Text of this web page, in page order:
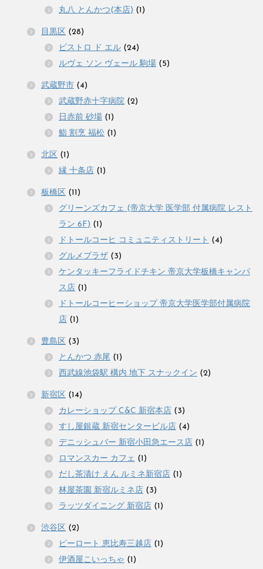
丸八 とんかつ(本店) (1)
目黒区 (28)
ビストロ ド エル (24)
ルヴェ ソン ヴェール 駒場 (5)
武蔵野市 (4)
武蔵野赤十字病院 (2)
日赤前 砂場 (1)
鮨 割烹 福松 (1)
北区 (1)
縁 十条店 (1)
板橋区 (11)
グリーンズカフェ (帝京大学 医学部 付属病院 レスト
ラン 6F) (1)
ドトールコーヒ コミュニティストリート (4)
グルメプラザ (3)
ケンタッキーフライドチキン 帝京大学板橋キャンパ
ス店 (1)
ドトールコーヒーショップ 帝京大学医学部付属病院
店 (1)
豊島区 (3)
とんかつ 赤尾 (1)
西武線池袋駅 構内 地下 スナックイン (2)
新宿区 (14)
カレーショップ C&C 新宿本店 (3)
すし屋銀蔵 新宿センタービル店 (4)
デニッシュバー 新宿小田急エース店 (1)
ロマンスカー カフェ (1)
だし茶漬け えん ルミネ新宿店 (1)
林屋茶園 新宿ルミネ店 (3)
ラッツダイニング 新宿店 (1)
渋谷区 (2)
ピーロート 恵比寿三越店 (1)
伊酒屋こいっちゃ (1)